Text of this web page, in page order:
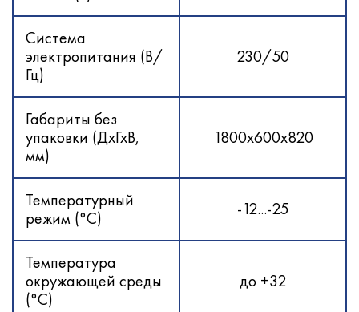
Система
электропитания (В/
Гц)
230/50
Габариты без
упаковки (ДхГхВ,
мм)
1800x600x820
Температурный
режим (°С)
-12...-25
Температура
окружающей среды
(°С)
до +32